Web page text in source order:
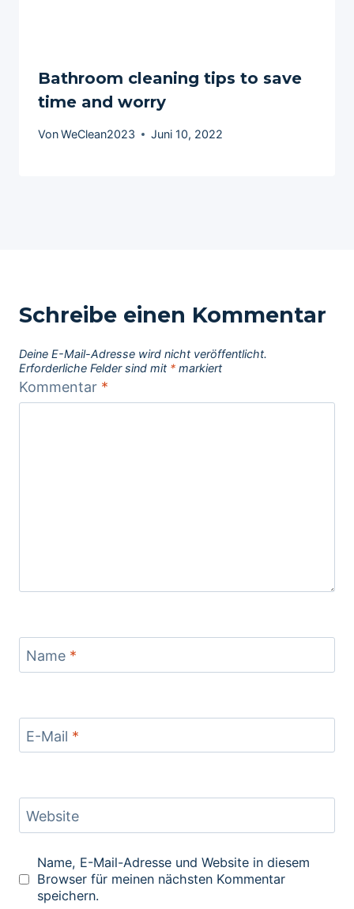
Bathroom cleaning tips to save
time and worry
VonWeClean2023 Juni 10, 2022
Schreibe einen Kommentar
Deine E-Mail-Adresse wird nicht veröffentlicht.
Erforderliche Felder sind mit * markiert
Kommentar *
Name *
E-Mail *
Website
Name, E-Mail-Adresse und Website in diesem
Browser für meinen nächsten Kommentar
speichern.